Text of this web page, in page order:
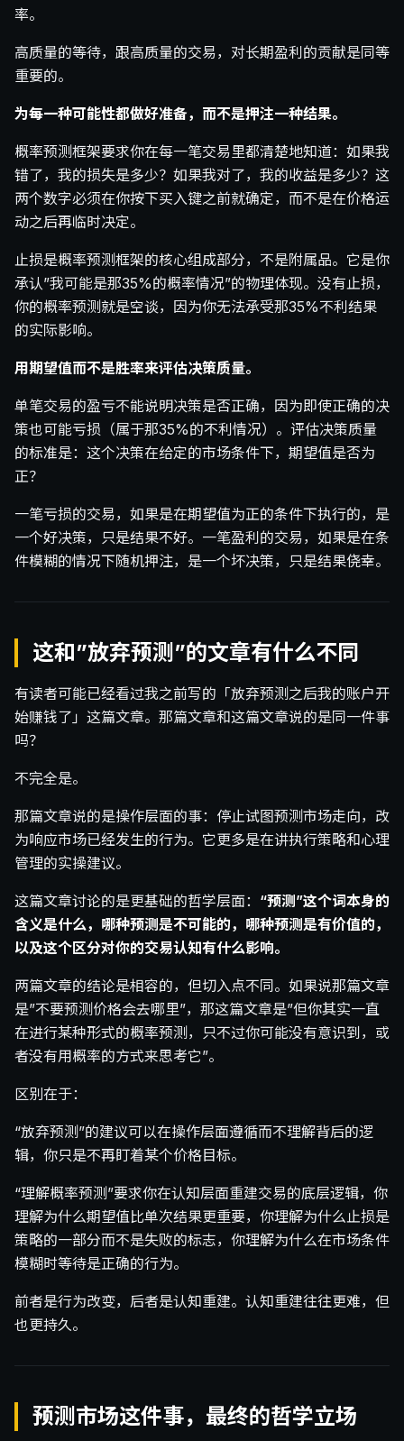
率。
高质量的等待，跟高质量的交易，对长期盈利的贡献是同等
重要的。
为每一种可能性都做好准备，而不是押注一种结果。
概率预测框架要求你在每一笔交易里都清楚地知道：如果我
错了，我的损失是多少？如果我对了，我的收益是多少？这
两个数字必须在你按下买入键之前就确定，而不是在价格运
动之后再临时决定。
止损是概率预测框架的核心组成部分，不是附属品。它是你
承认”我可能是那35%的概率情况”的物理体现。没有止损，
你的概率预测就是空谈，因为你无法承受那35%不利结果
的实际影响。
用期望值而不是胜率来评估决策质量。
单笔交易的盈亏不能说明决策是否正确，因为即使正确的决
策也可能亏损（属于那35%的不利情况）。评估决策质量
的标准是：这个决策在给定的市场条件下，期望值是否为
正？
一笔亏损的交易，如果是在期望值为正的条件下执行的，是
一个好决策，只是结果不好。一笔盈利的交易，如果是在条
件模糊的情况下随机押注，是一个坏决策，只是结果侥幸。
这和”放弃预测”的文章有什么不同
有读者可能已经看过我之前写的「放弃预测之后我的账户开
始赚钱了」这篇文章。那篇文章和这篇文章说的是同一件事
吗？
不完全是。
那篇文章说的是操作层面的事：停止试图预测市场走向，改
为响应市场已经发生的行为。它更多是在讲执行策略和心理
管理的实操建议。
这篇文章讨论的是更基础的哲学层面： “预测”这个词本身的
含义是什么，哪种预测是不可能的，哪种预测是有价值的，
以及这个区分对你的交易认知有什么影响。
两篇文章的结论是相容的，但切入点不同。如果说那篇文章
是”不要预测价格会去哪里”，那这篇文章是”但你其实一直
在进行某种形式的概率预测，只不过你可能没有意识到，或
者没有用概率的方式来思考它”。
区别在于：
“放弃预测”的建议可以在操作层面遵循而不理解背后的逻
辑，你只是不再盯着某个价格目标。
“理解概率预测”要求你在认知层面重建交易的底层逻辑，你
理解为什么期望值比单次结果更重要，你理解为什么止损是
策略的一部分而不是失败的标志，你理解为什么在市场条件
模糊时等待是正确的行为。
前者是行为改变，后者是认知重建。认知重建往往更难，但
也更持久。
预测市场这件事，最终的哲学立场